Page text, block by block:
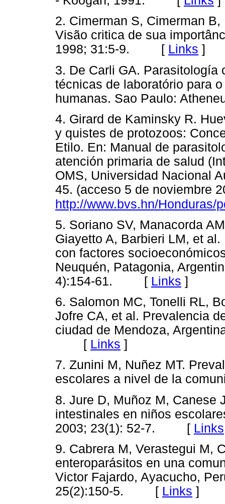
2. Cimerman S, Cimerman
Visão critica de sua
1998; 31:5-9. [ Links ]
3. De Carli GA.
técnicas de laboratório para
humanas. Sao Paulo:
4. Girard de Kaminsky R.
y quistes de protozoos:
Etilo. En: Manual de
atención primaria de salud
OMS, Universidad Nacional
45. (acceso 5 de noviembre
http://www.bvs.hn/Honduras/
5. Soriano SV, Manacorda
Giayetto A, Barbieri LM, et
con factores
Neuquén, Patagonia,
4):154-61. [ Links ]
6. Salomon MC, Tonelli RL,
Jofre CA, et al. Prevalencia
ciudad de Mendoza,
[ Links ]
7. Zunini M, Nuñez MT.
escolares a nivel de la
8. Jure D, Muñoz M, Canese
intestinales en niños
2003; 23(1): 52-7. [ Links
9. Cabrera M, Verastegui M,
enteroparásitos en una
Victor Fajardo, Ayacucho,
25(2):150-5. [ Links ]